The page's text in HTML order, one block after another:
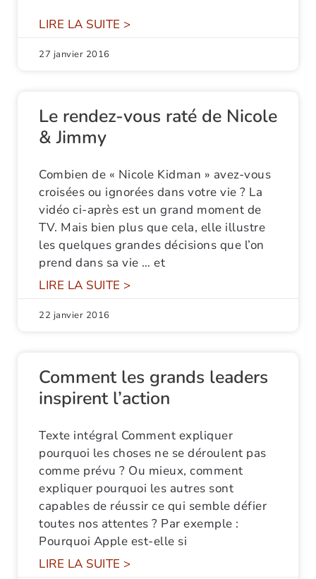
LIRE LA SUITE >
27 janvier 2016
Le rendez-vous raté de Nicole
& Jimmy
Combien de « Nicole Kidman »​ avez-vous
croisées ou ignorées dans votre vie ? La
vidéo ci-après est un grand moment de
TV. Mais bien plus que cela, elle illustre
les quelques grandes décisions que l’on
prend dans sa vie … et
LIRE LA SUITE >
22 janvier 2016
Comment les grands leaders
inspirent l’action
Texte intégral Comment expliquer
pourquoi les choses ne se déroulent pas
comme prévu ? Ou mieux, comment
expliquer pourquoi les autres sont
capables de réussir ce qui semble défier
toutes nos attentes ? Par exemple :
Pourquoi Apple est-elle si
LIRE LA SUITE >